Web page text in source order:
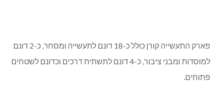
פארק התעשייה קורן כולל כ-18 דונם לתעשייה ומסחר, כ-2 דונם
למוסדות ומבני ציבור, כ-4 דונם לתשתית דרכים וכדונם לשטחים
פתוחים.